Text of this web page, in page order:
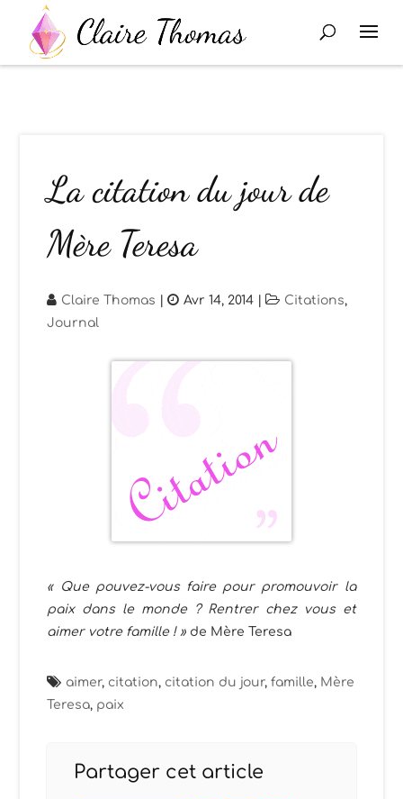
La citation du jour de
Mère Teresa
Claire Thomas | Avr 14, 2014 | Citations,
Journal
« Que pouvez-vous faire pour promouvoir la
paix dans le monde ? Rentrer chez vous et
aimer votre famille ! » de Mère Teresa
aimer, citation, citation du jour,famille, Mère
Teresa, paix
Partager cet article